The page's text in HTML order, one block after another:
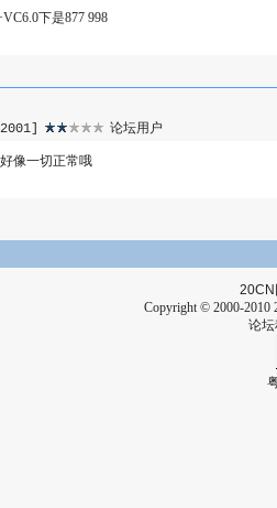
下是877 998
论坛用户
像一切正常哦
20CN
Copyright © 2000-2010
论